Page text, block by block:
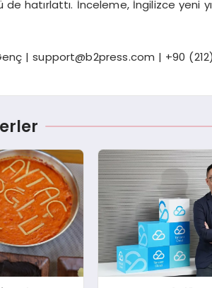
hatırlattı. İnceleme, İngilizce yeni
|support@b2press.com | +90